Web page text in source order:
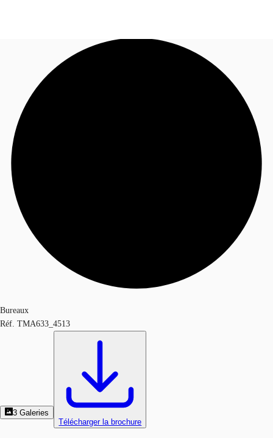
Blog
Données marchés
Appelez maintenant
Bureaux
Réf. TMA633_4513
3 Galeries
Télécharger la brochure